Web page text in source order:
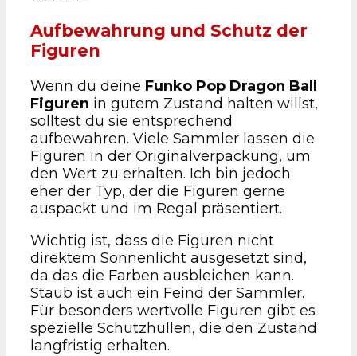
Aufbewahrung und Schutz der
Figuren
Wenn du deine Funko Pop Dragon Ball
Figuren in gutem Zustand halten willst,
solltest du sie entsprechend
aufbewahren. Viele Sammler lassen die
Figuren in der Originalverpackung, um
den Wert zu erhalten. Ich bin jedoch
eher der Typ, der die Figuren gerne
auspackt und im Regal präsentiert.
Wichtig ist, dass die Figuren nicht
direktem Sonnenlicht ausgesetzt sind,
da das die Farben ausbleichen kann.
Staub ist auch ein Feind der Sammler.
Für besonders wertvolle Figuren gibt es
spezielle Schutzhüllen, die den Zustand
langfristig erhalten.